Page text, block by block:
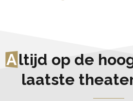
Altijd op de
laatste